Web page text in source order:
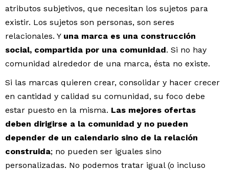
atributos subjetivos, que necesitan los sujetos para
existir. Los sujetos son personas, son seres
relacionales. Y una marca es una construcción
social, compartida por una comunidad. Si no hay
comunidad alrededor de una marca, ésta no existe.
Si las marcas quieren crear, consolidar y hacer crecer
en cantidad y calidad su comunidad, su foco debe
estar puesto en la misma. Las mejores ofertas
deben dirigirse a la comunidad y no pueden
depender de un calendario sino de la relación
construida; no pueden ser iguales sino
personalizadas. No podemos tratar igual (o incluso